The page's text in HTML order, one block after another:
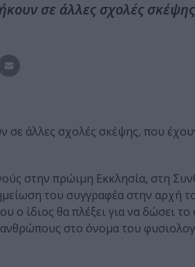
σε άλλες σχολές
σε άλλες σχολές σκέψης, που
στην πρώιμη Εκκλησία, στη
του συγγραφέα στην αρχή
ίδιος θα πλέξει για να δώσει το
στο όνομα του